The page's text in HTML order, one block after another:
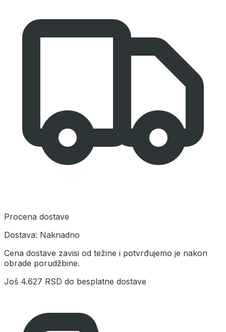
Procena dostave
Dostava: Naknadno
Cena dostave zavisi od težine i potvrđujemo je nakon
obrade porudžbine.
Još 4.627 RSD do besplatne dostave